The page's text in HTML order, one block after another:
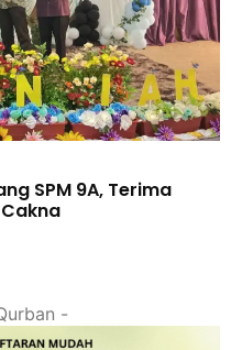
SPM 9A, Terima
-